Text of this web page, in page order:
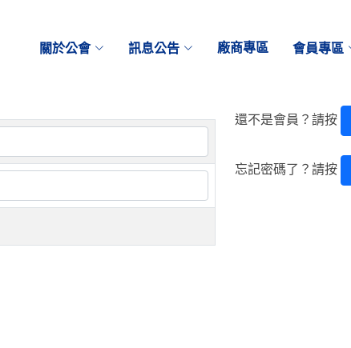
關於公會 訊息公告 廠商專區 會員專區
還不是會員？請按
忘記密碼了？請按